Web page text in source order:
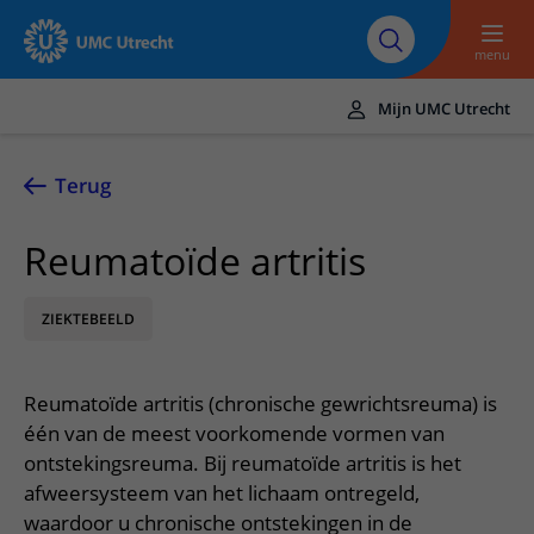
Naar hoofdinhoud
Over UMC
Utrecht
Research
Werken bij het UMC
Utrecht
menu
UMC Utrecht
Zorg en behandeling
Ziekten en aandoeningen
Poliklinieken
Verpleegafdelingen
Onze zorgverleners
Afspraak en opname
Bezoek aan de polikliniek
Opname in het ziekenhuis
Voorbereiding op uw afspraak
Op bezoek in het UMC Utrecht
Apotheek
Winkels en restaurants
Contact en route
Spoed
Contactgegevens
Verwijzers
Patiënt verwijzen
Mijn UMC Utrecht
Terug
Reumatoïde artritis
ZIEKTEBEELD
Reumatoïde artritis (chronische gewrichtsreuma) is
één van de meest voorkomende vormen van
ontstekingsreuma. Bij reumatoïde artritis is het
afweersysteem van het lichaam ontregeld,
waardoor u chronische ontstekingen in de